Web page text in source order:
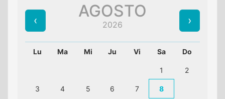
AGOSTO
2026
Lu Ma Mi Ju Vi Sa Do
1 2
3 4 5 6 7 8